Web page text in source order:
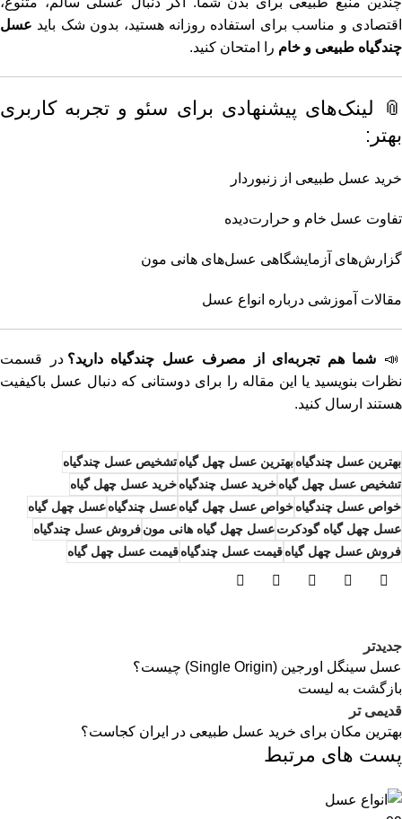
اقتصادی و مناسب برای استفاده روزانه هستید، بدون شک باید عسل
چندگیاه طبیعی و خام را امتحان کنید.
📎 لینک‌های پیشنهادی برای سئو و تجربه کاربری
بهتر:
خرید عسل طبیعی از زنبوردار
تفاوت عسل خام و حرارت‌دیده
گزارش‌های آزمایشگاهی عسل‌های هانی مون
مقالات آموزشی درباره انواع عسل
📣 شما هم تجربه‌ای از مصرف عسل چندگیاه دارید؟ در قسمت
نظرات بنویسید یا این مقاله را برای دوستانی که دنبال عسل باکیفیت
هستند ارسال کنید.
بهترین عسل چندگیاهبهترین عسل چهل گیاهتشخیص عسل چندگیاه
تشخیص عسل چهل گیاهخرید عسل چندگیاهخرید عسل چهل گیاه
خواص عسل چندگیاهخواص عسل چهل گیاهعسل چندگیاهعسل چهل گیاه
عسل چهل گیاه گودکرتعسل چهل گیاه هانی مونفروش عسل چندگیاه
فروش عسل چهل گیاهقیمت عسل چندگیاهقیمت عسل چهل گیاه
جدیدتر
عسل سینگل اورجین (Single Origin) چیست؟
بازگشت به لیست
قدیمی تر
بهترین مکان برای خرید عسل طبیعی در ایران کجاست؟
پست های مرتبط